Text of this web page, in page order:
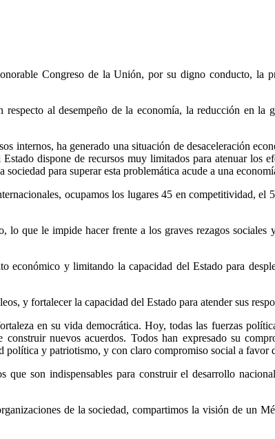
Congreso de la Unión, por su digno conducto, la
al desempeño de la economía, la reducción en la
ha generado una situación de desaceleración
dispone de recursos muy limitados para atenuar los
para superar esta problemática acude a una
ocupamos los lugares 45 en competitividad, el
que le impide hacer frente a los graves rezagos sociales
económico y limitando la capacidad del Estado para
y fortalecer la capacidad del Estado para atender sus
en su vida democrática. Hoy, todas las fuerzas
nuevos acuerdos. Todos han expresado su
política y patriotismo, y con claro compromiso social a favor
son indispensables para construir el desarrollo
de la sociedad, compartimos la visión de un